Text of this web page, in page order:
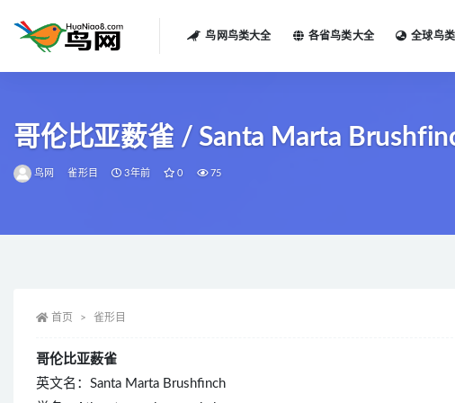
鸟网鸟类大全 各省鸟类大全 全球鸟
哥伦比亚薮雀 / Santa Marta
鸟网 雀形目 3年前 0 75
首页 雀形目
哥伦比亚薮雀
英文名：Santa Marta Brushfinch